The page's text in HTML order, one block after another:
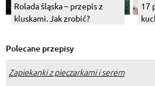
Rolada śląska – przepis z
kluskami. Jak zrobić?
17
Polecane przepisy
Zapiekanki z pieczarkami i serem